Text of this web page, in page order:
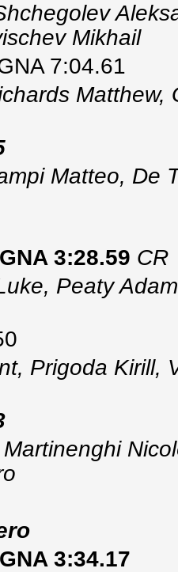
Mikhail
7:04.61
Matthew,
Matteo, De
3:28.59 CR
Peaty
Prigoda Kirill,
3:34.17